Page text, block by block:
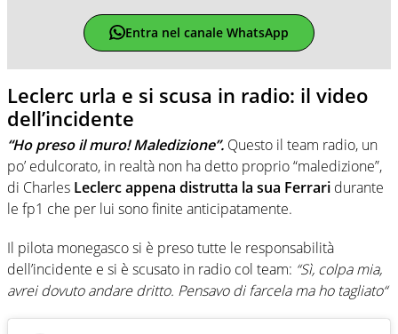
Entra nel canale WhatsApp
Leclerc urla e si scusa in radio: il video
dell’incidente
“Ho preso il muro! Maledizione”. Questo il team radio, un
po’ edulcorato, in realtà non ha detto proprio “maledizione”,
di Charles Leclerc appena distrutta la sua Ferrari durante
le fp1 che per lui sono finite anticipatamente.
Il pilota monegasco si è preso tutte le responsabilità
dell’incidente e si è scusato in radio col team: “Sì, colpa mia,
avrei dovuto andare dritto. Pensavo di farcela ma ho tagliato“